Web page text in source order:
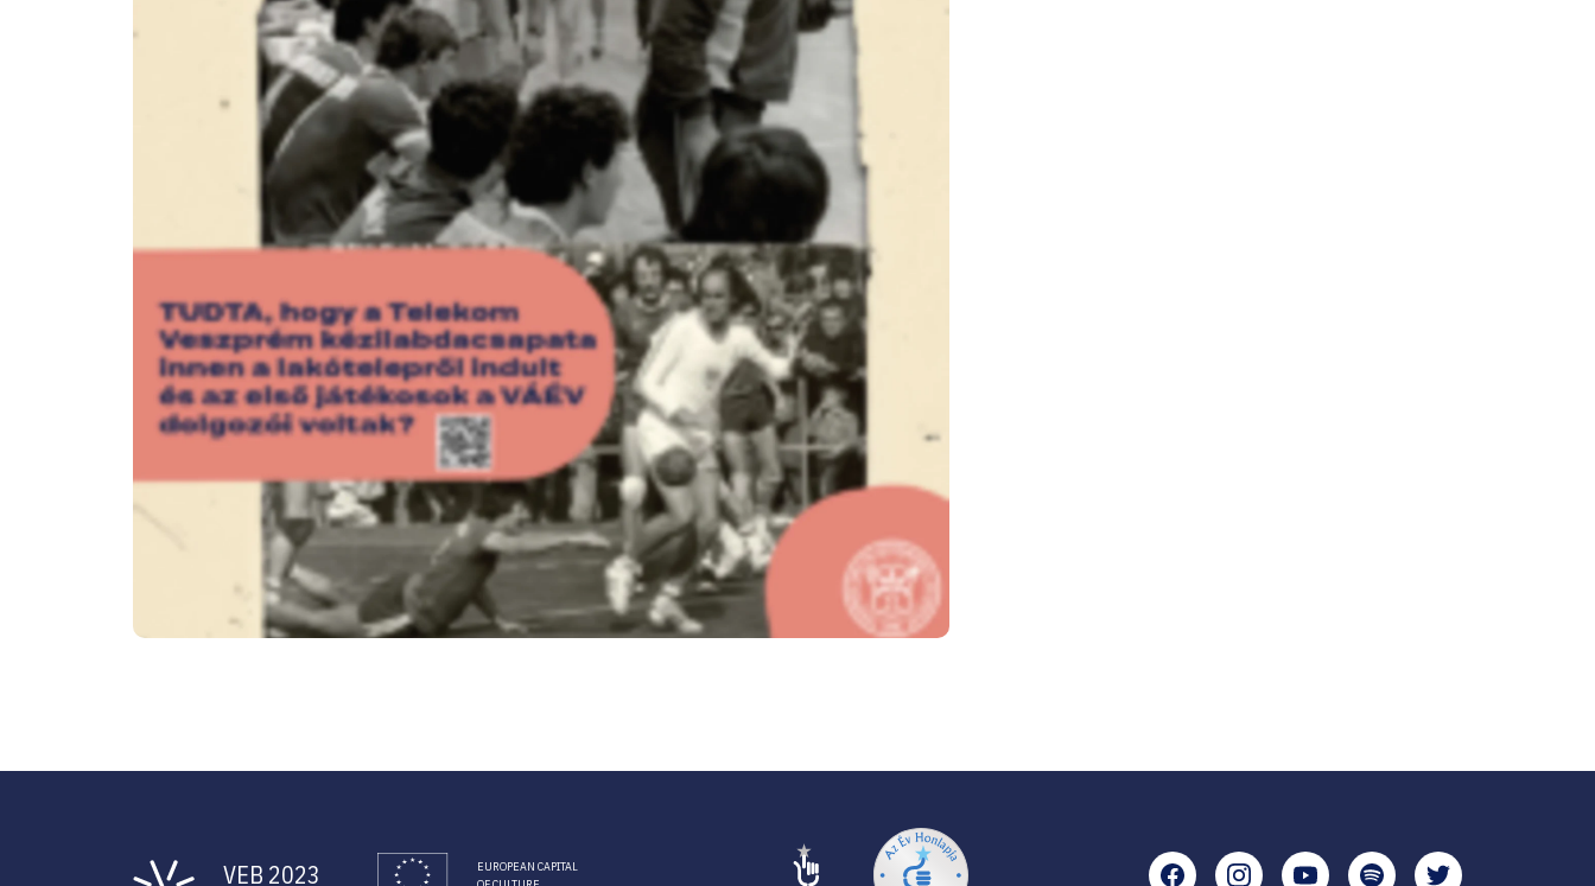
VEB 2023
EUROPEAN CAPITAL